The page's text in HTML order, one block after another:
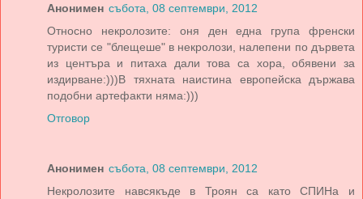
Анонимен събота, 08 септември, 2012
Относно некролозите: оня ден една група френски
туристи се "блещеше" в некролози, налепени по дървета
из центъра и питаха дали това са хора, обявени за
издирване:)))В тяхната наистина европейска държава
подобни артефакти няма:)))
Отговор
Анонимен събота, 08 септември, 2012
Некролозите навсякъде в Троян са като СПИНа и